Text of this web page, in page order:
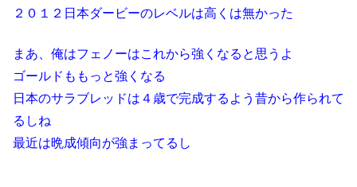
２０１２日本ダービーのレベルは高くは無かった
まあ、俺はフェノーはこれから強くなると思うよ
ゴールドももっと強くなる
日本のサラブレッドは４歳で完成するよう昔から作られて
るしね
最近は晩成傾向が強まってるし